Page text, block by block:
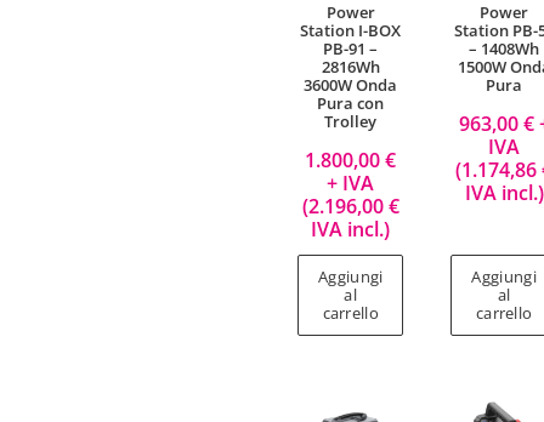
Power
Station I-BOX
PB-91 –
2816Wh
3600W Onda
Pura con
Trolley
1.800,00€
+ IVA
(2.196,00€
IVA incl.)
Aggiungi
al
carrello
Power
Station PB-
– 1408Wh
1500W
Pura
963,00€
IVA
(1.174,86
IVA incl.)
Aggiungi
al
carrello